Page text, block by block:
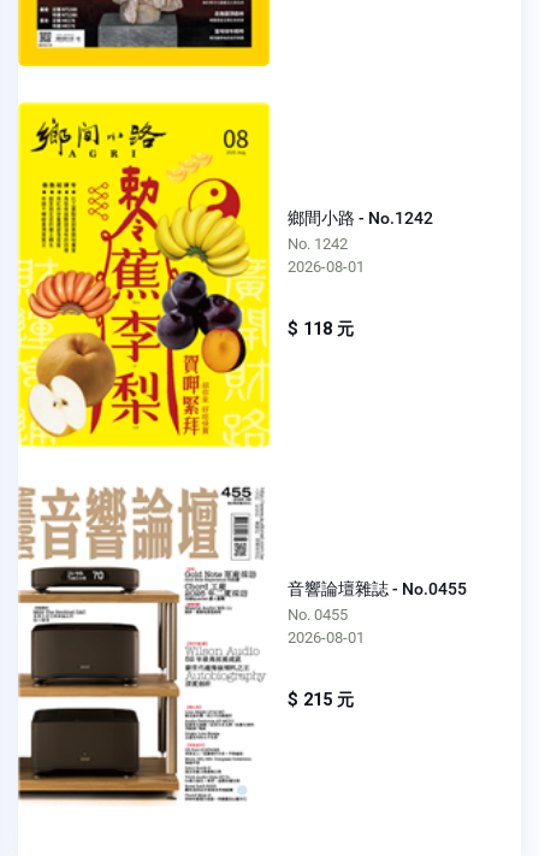
鄉間小路 - No.1242
No. 1242
2026-08-01
$ 118 元
音響論壇雜誌 - No.0455
No. 0455
2026-08-01
$ 215 元